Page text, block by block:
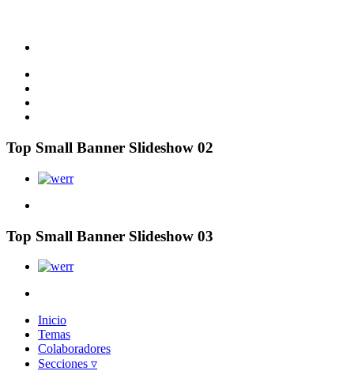
Top Small Banner Slideshow 02
Top Small Banner Slideshow 03
Inicio
Temas
Colaboradores
Secciones ▿